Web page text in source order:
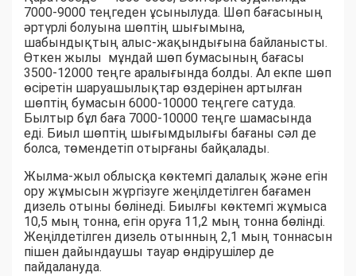
7000-9000 теңгеден ұсынылуда. Шөп бағасының
әртүрлі болуына шөптің шығымына,
шабындықтың алыс-жақындығына байланысты.
Өткен жылы мұндай шөп бумасының бағасы
3500-12000 теңге аралығында болды. Ал екпе шөп
өсіретін шаруашылықтар өздерінен артылған
шөптің бумасын 6000-10000 теңгеге сатуда.
Былтыр бұл баға 7000-10000 теңге шамасында
еді. Биыл шөптің шығымдылығы бағаны сәл де
болса, төмендетіп отырғаны байқалады.
Жылма-жыл облысқа көктемгі далалық және егін
ору жұмысын жүргізуге жеңілдетілген бағамен
дизель отыны бөлінеді. Биылғы көктемгі жұмыса
10,5 мың тонна, егін оруға 11,2 мың тонна бөлінді.
Жеңілдетілген дизель отынның 2,1 мың тоннасын
пішен дайындаушы тауар өндірушілер де
пайдалануда.